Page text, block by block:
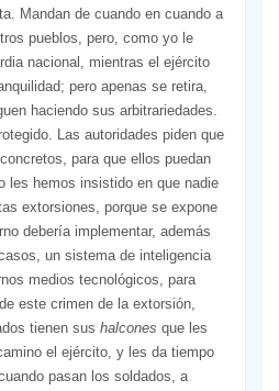
Mandan de cuando en cuando a
pueblos, pero, como yo le
nacional, mientras el ejército
pero apenas se retira,
haciendo sus arbitrariedades.
Las autoridades piden que
para que ellos puedan
les hemos insistido en que nadie
extorsiones, porque se expone
debería implementar, además
un sistema de inteligencia
medios tecnológicos, para
de este crimen de la extorsión,
tienen sus halcones que les
el ejército, y les da tiempo
pasan los soldados, a